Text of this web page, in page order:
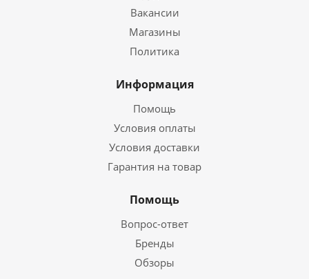
Вакансии
Магазины
Политика
Информация
Помощь
Условия оплаты
Условия доставки
Гарантия на товар
Помощь
Вопрос-ответ
Бренды
Обзоры